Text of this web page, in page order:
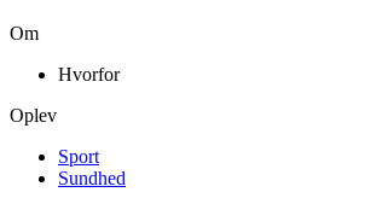
Om
Hvorfor
Oplev
Sport
Sundhed